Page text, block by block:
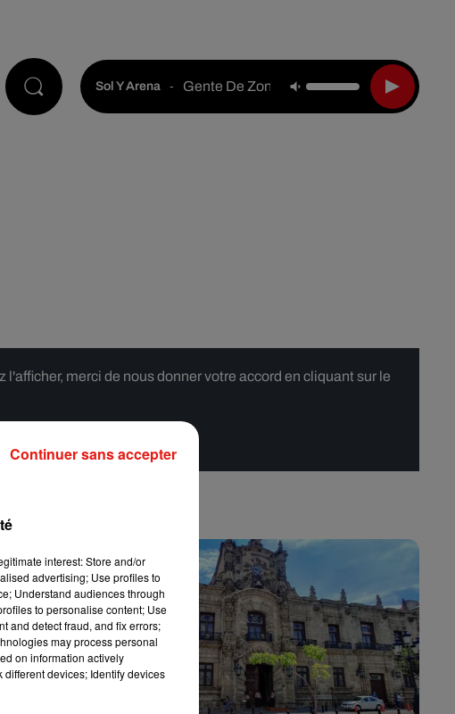
Sol Y Arena - Gente De Zona
merci de nous donner votre accord en cliquant sur le
interest: Store and/or
advertising; Use profiles to
Understand audiences through
to personalise content; Use
and detect fraud, and fix errors;
may process personal
on information actively
devices; Identify devices
Continuer sans accepter